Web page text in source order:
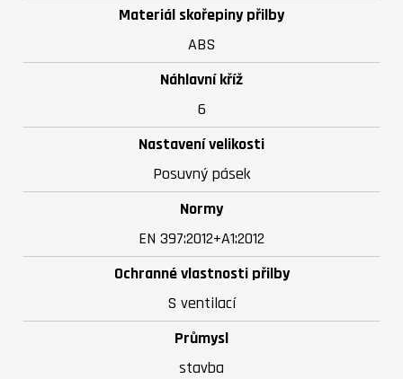
Materiál skořepiny přilby
ABS
Náhlavní kříž
6
Nastavení velikosti
Posuvný pásek
Normy
EN 397:2012+A1:2012
Ochranné vlastnosti přilby
S ventilací
Průmysl
stavba